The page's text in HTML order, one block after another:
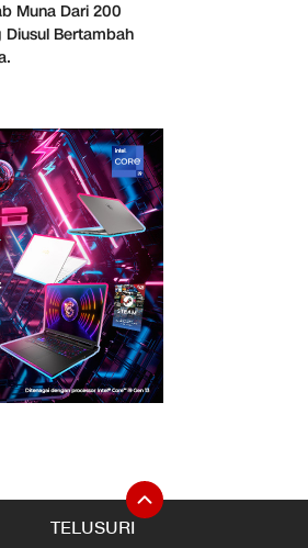
Muna Dari 200
Diusul Bertambah
TELUSURI